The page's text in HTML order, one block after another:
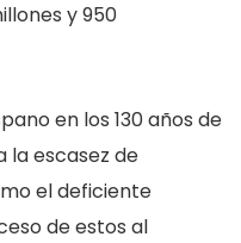
y 950
en los 130 años de
la escasez de
el deficiente
de estos al